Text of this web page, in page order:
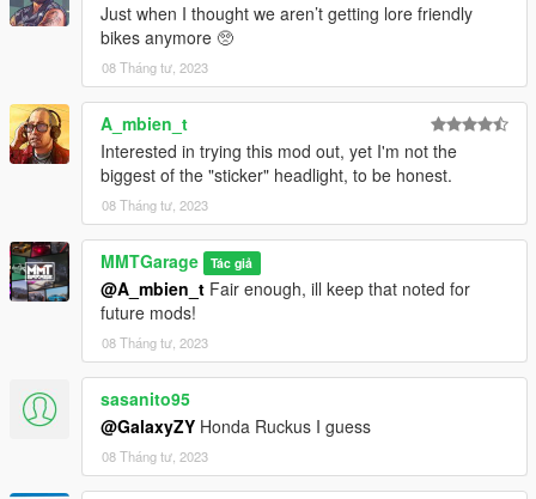
Just when I thought we aren’t getting lore friendly
bikes anymore 🥺
08 Tháng tư, 2023
A_mbien_t
Interested in trying this mod out, yet I'm not the
biggest of the "sticker" headlight, to be honest.
08 Tháng tư, 2023
MMTGarage Tác giả
@A_mbien_t Fair enough, ill keep that noted for
future mods!
08 Tháng tư, 2023
sasanito95
@GalaxyZY Honda Ruckus I guess
08 Tháng tư, 2023